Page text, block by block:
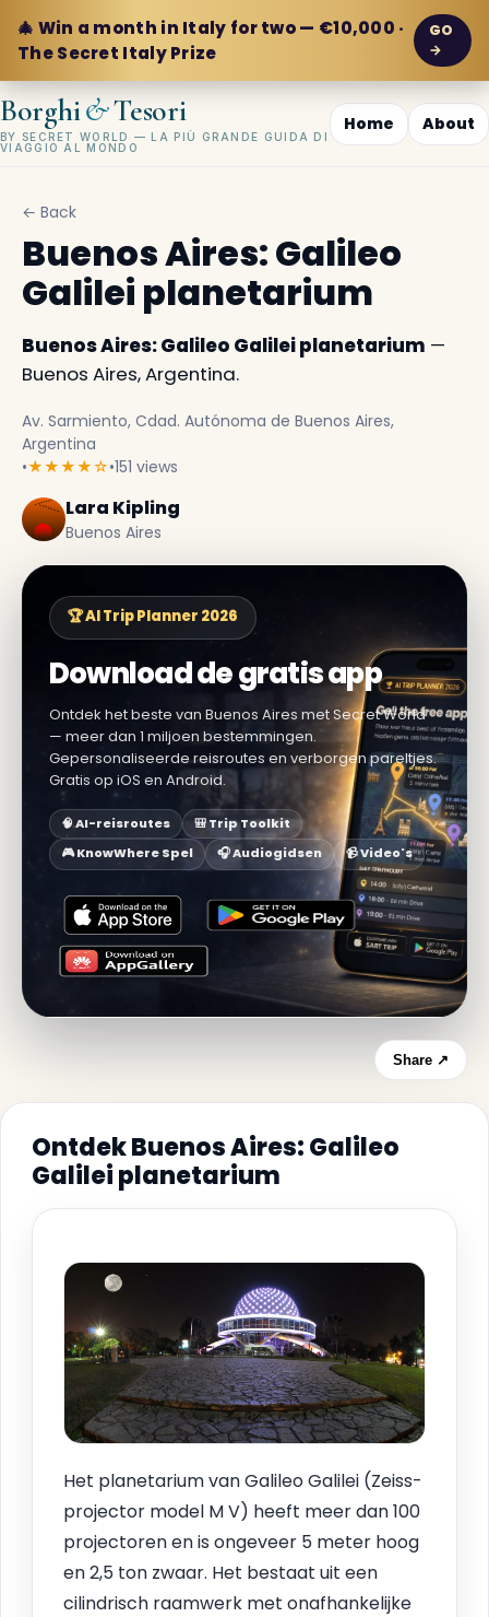
🎄 Win a month in Italy for two — €10,000 ·
The Secret Italy Prize
GO
→
Borghi&Tesori
BY SECRET WORLD — LA PIÙ GRANDE GUIDA DI
VIAGGIO AL MONDO
Home About
← Back
Buenos Aires: Galileo
Galilei planetarium
Buenos Aires: Galileo Galilei planetarium —
Buenos Aires, Argentina.
Av. Sarmiento, Cdad. Autónoma de Buenos Aires,
Argentina
•★★★★☆•151 views
Lara Kipling
Buenos Aires
🏆 AI Trip Planner 2026
Download de gratis app
Ontdek het beste van Buenos Aires met Secret World
— meer dan 1 miljoen bestemmingen.
Gepersonaliseerde reisroutes en verborgen pareltjes.
Gratis op iOS en Android.
🧠 AI-reisroutes
🎒 Trip Toolkit
🎮 KnowWhere Spel
🎧 Audiogidsen 📹 Video's
Share ↗
Ontdek Buenos Aires: Galileo
Galilei planetarium
Het planetarium van Galileo Galilei (Zeiss-
projector model M V) heeft meer dan 100
projectoren en is ongeveer 5 meter hoog
en 2,5 ton zwaar. Het bestaat uit een
cilindrisch raamwerk met onafhankelijke